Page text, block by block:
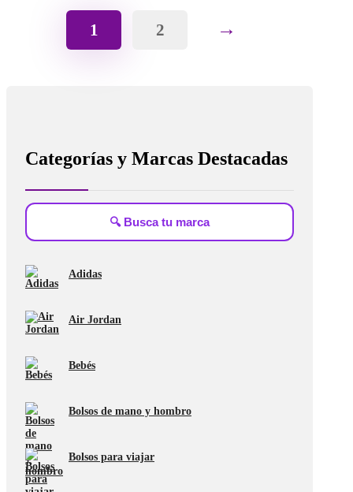
1 2 →
Categorías y Marcas Destacadas
Adidas
Air Jordan
Bebés
Bolsos de mano y hombro
Bolsos para viajar